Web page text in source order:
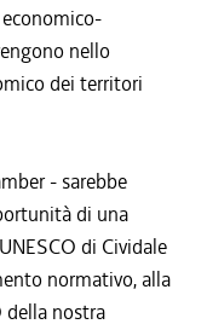
nello
dei territori
- sarebbe
di una
di Cividale
normativo, alla
della nostra